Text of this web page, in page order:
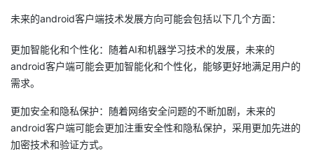
发
我
开
者
的
我
支
未来的android客户端技术发展方向可能会包括以下几个方面：
更加智能化和个性化：随着AI和机器学习技术的发展，未来的
android客户端可能会更加智能化和个性化，能够更好地满足用户的
需求。
更加安全和隐私保护：随着网络安全问题的不断加剧，未来的
android客户端可能会更加注重安全性和隐私保护，采用更加先进的
加密技术和验证方式。